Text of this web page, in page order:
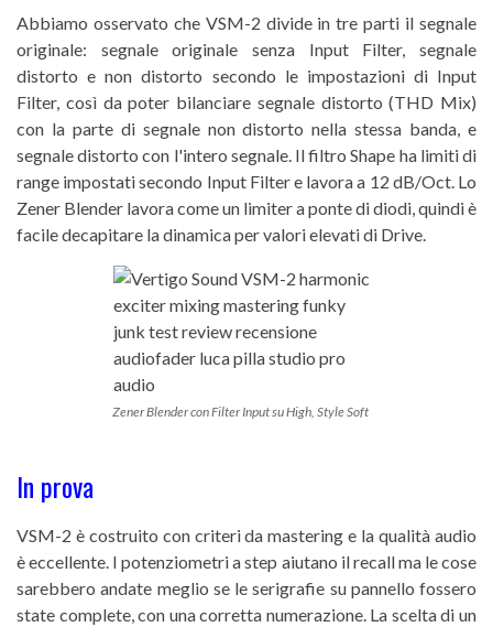
Abbiamo osservato che VSM-2 divide in tre parti il segnale
originale: segnale originale senza Input Filter, segnale
distorto e non distorto secondo le impostazioni di Input
Filter, così da poter bilanciare segnale distorto (THD Mix)
con la parte di segnale non distorto nella stessa banda, e
segnale distorto con l'intero segnale. Il filtro Shape ha limiti di
range impostati secondo Input Filter e lavora a 12 dB/Oct. Lo
Zener Blender lavora come un limiter a ponte di diodi, quindi è
facile decapitare la dinamica per valori elevati di Drive.
Zener Blender con Filter Input su High, Style Soft
In prova
VSM-2 è costruito con criteri da mastering e la qualità audio
è eccellente. I potenziometri a step aiutano il recall ma le cose
sarebbero andate meglio se le serigrafie su pannello fossero
state complete, con una corretta numerazione. La scelta di un